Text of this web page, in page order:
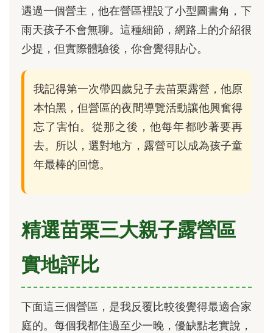
遇過一個營主，他在營區裡設了小型圖書角，下
雨天孩子不會無聊。這種細節，網路上的介紹很
少提，但實際體驗後，你會覺得貼心。
我記得第一次帶四歲兒子去苗栗露營，他原
本怕黑，但營區的夜間導覽活動讓他興奮得
忘了害怕。從那之後，他每年都吵著要再
去。所以，選對地方，露營可以成為孩子童
年最棒的回憶。
精選苗栗三大親子露營區
實地評比
下面這三個營區，是我反覆比較後覺得最適合家
庭的。每個我都住過至少一晚，優缺點老實說，